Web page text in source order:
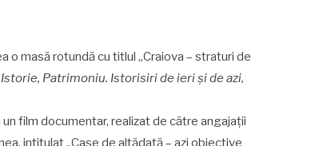
o masă rotundă cu titlul „Craiova – straturi de
Patrimoniu. Istorisiri de ieri și de azi,
film documentar, realizat de către angajații
intitulat „Case de altădată – azi obiective